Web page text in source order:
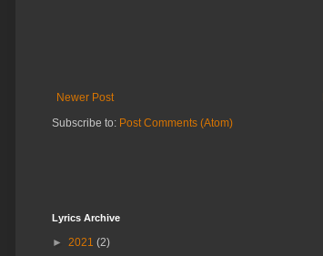
Newer Post
Subscribe to: Post Comments (Atom)
Lyrics Archive
► 2021 (2)